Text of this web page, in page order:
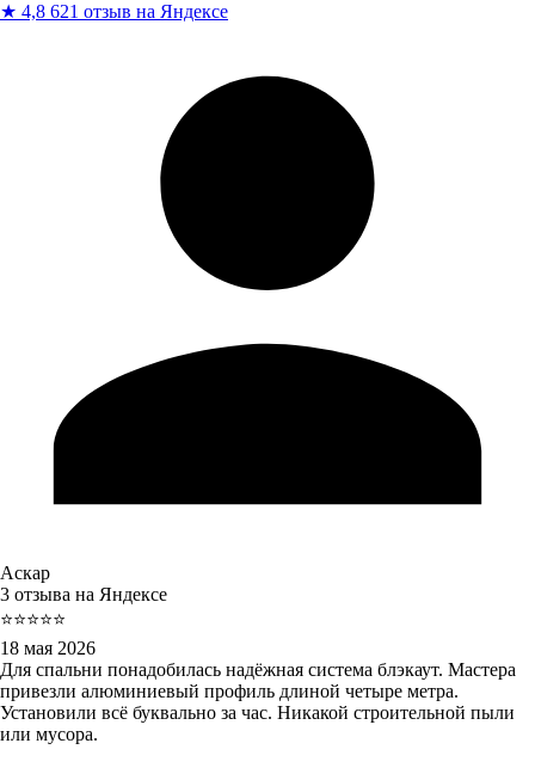
★ 4,8 621 отзыв на Яндексе
Аскар
3 отзыва на Яндексе
⭐⭐⭐⭐⭐
18 мая 2026
Для спальни понадобилась надёжная система блэкаут. Мастера
привезли алюминиевый профиль длиной четыре метра.
Установили всё буквально за час. Никакой строительной пыли
или мусора.